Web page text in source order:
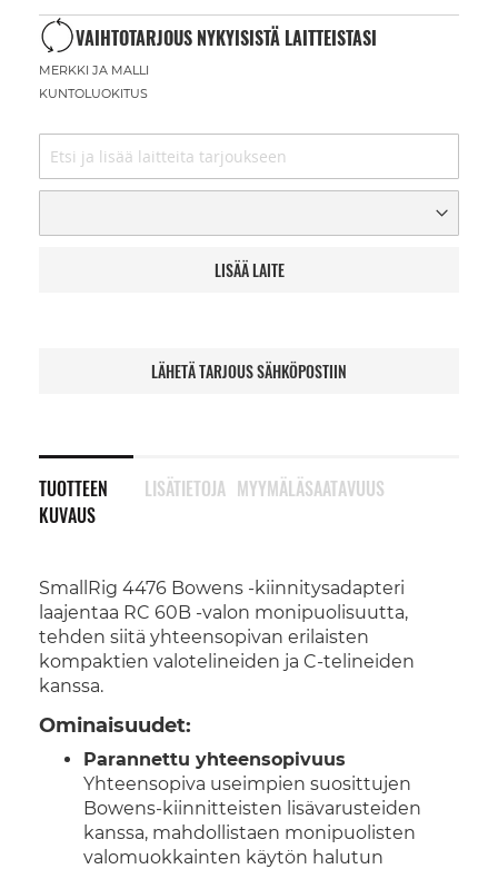
VAIHTOTARJOUS NYKYISISTÄ LAITTEISTASI
MERKKI JA MALLI
KUNTOLUOKITUS
LISÄÄ LAITE
LÄHETÄ TARJOUS SÄHKÖPOSTIIN
TUOTTEEN
KUVAUS
SmallRig 4476 Bowens -kiinnitysadapteri
laajentaa RC 60B -valon monipuolisuutta,
tehden siitä yhteensopivan erilaisten
kompaktien valotelineiden ja C-telineiden
kanssa.
Ominaisuudet:
Parannettu yhteensopivuus
Yhteensopiva useimpien suosittujen
Bowens-kiinnitteisten lisävarusteiden
kanssa, mahdollistaen monipuolisten
valomuokkainten käytön halutun
LISÄTIETOJA MYYMÄLÄSAATAVUUS